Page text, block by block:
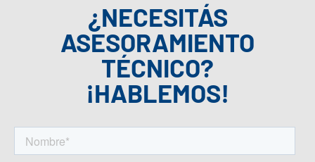
¿NECESITÁS
ASESORAMIENTO
TÉCNICO?
¡HABLEMOS!